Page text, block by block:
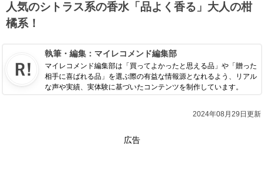
人気のシトラス系の香水「品よく香る」大人の柑
橘系！
執筆・編集： マイレコメンド編集部
マイレコメンド編集部は「買ってよかったと思える品」や「贈った
相手に喜ばれる品」を選ぶ際の有益な情報源となれるよう、リアル
な声や実績、実体験に基づいたコンテンツを制作しています。
2024年08月29日更新
広告